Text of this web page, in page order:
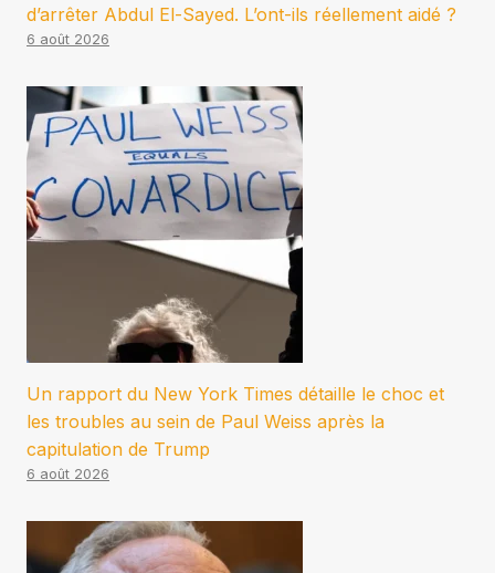
d’arrêter Abdul El-Sayed. L’ont-ils réellement aidé ?
6 août 2026
Un rapport du New York Times détaille le choc et
les troubles au sein de Paul Weiss après la
capitulation de Trump
6 août 2026